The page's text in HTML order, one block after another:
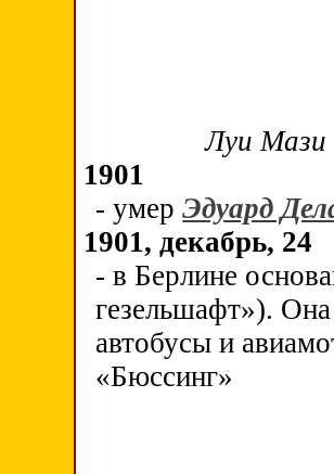
Луи Мази
1901
- умерЭдуард
1901, декабрь, 24
- в Берлине
гезельшафт»).
автобусы и
«Бюссинг»